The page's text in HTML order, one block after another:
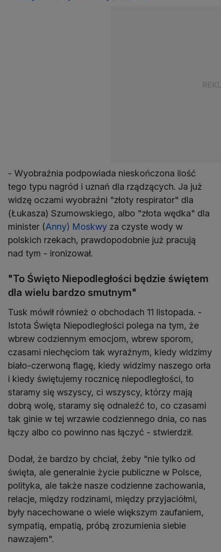
- Wyobraźnia podpowiada nieskończona ilość
tego typu nagród i uznań dla rządzących. Ja już
widzę oczami wyobraźni "złoty respirator" dla
(Łukasza) Szumowskiego, albo "złota wędka" dla
minister (Anny) Moskwy za czyste wody w
polskich rzekach, prawdopodobnie już pracują
nad tym - ironizował.
"To Święto Niepodległości będzie świętem
dla wielu bardzo smutnym"
Tusk mówił również o obchodach 11 listopada. -
Istota Święta Niepodległości polega na tym, że
wbrew codziennym emocjom, wbrew sporom,
czasami niechęciom tak wyraźnym, kiedy widzimy
biało-czerwoną flagę, kiedy widzimy naszego orła
i kiedy świętujemy rocznicę niepodległości, to
staramy się wszyscy, ci wszyscy, którzy mają
dobrą wolę, staramy się odnaleźć to, co czasami
tak ginie w tej wrzawie codziennego dnia, co nas
łączy albo co powinno nas łączyć - stwierdził.
Dodał, że bardzo by chciał, żeby "nie tylko od
święta, ale generalnie życie publiczne w Polsce,
polityka, ale także nasze codzienne zachowania,
relacje, między rodzinami, między przyjaciółmi,
były nacechowane o wiele większym zaufaniem,
sympatią, empatią, próbą zrozumienia siebie
nawzajem".